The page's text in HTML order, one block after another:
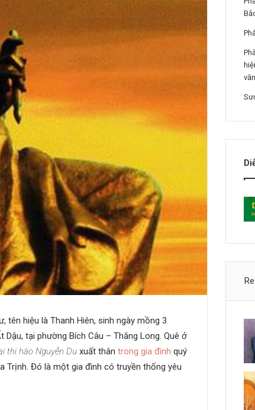
tên hiệu là Thanh Hiên, sinh ngày mồng 3
tại phường Bích Câu – Thăng Long. Quê ở
thi hào Nguyễn Du xuất thân trong gia đình quý
Trịnh. Đó là một gia đình có truyền thống yêu